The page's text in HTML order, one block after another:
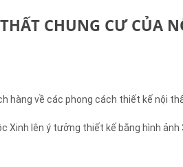
CHUNG CƯ CỦA
hàng về các phong cách thiết kế nội
Xinh lên ý tưởng thiết kế bằng hình ảnh